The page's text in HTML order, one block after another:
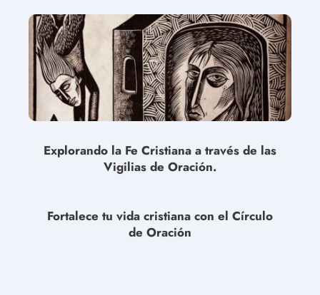
Explorando la Fe Cristiana a través de las
Vigilias de Oración.
Fortalece tu vida cristiana con el Círculo
de Oración